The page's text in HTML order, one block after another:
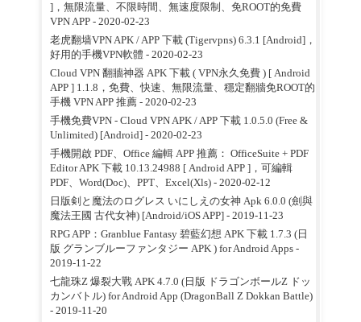
]，無限流量、不限時間、無速度限制、免ROOT的免費
VPN APP- 2020-02-23
老虎翻墙VPN APK / APP 下載 (Tigervpns) 6.3.1 [Android]，
好用的手機VPN軟體 - 2020-02-23
Cloud VPN 翻牆神器 APK 下載 ( VPN永久免費 ) [ Android
APP ] 1.1.8，免費、快速、無限流量、穩定翻牆免ROOT的
手機 VPN APP 推薦- 2020-02-23
手機免費VPN - Cloud VPN APK / APP 下載 1.0.5.0 (Free &
Unlimited) [Android]- 2020-02-23
手機開啟 PDF、Office 編輯 APP 推薦： OfficeSuite + PDF
Editor APK 下載 10.13.24988 [ Android APP ]，可編輯
PDF、Word(Doc)、PPT、Excel(Xls)- 2020-02-12
日版剣と魔法のログレス いにしえの女神 Apk 6.0.0 (劍與
魔法王國 古代女神) [Android/iOS APP]- 2019-11-23
RPG APP：Granblue Fantasy 碧藍幻想 APK 下載 1.7.3 (日
版 グランブルーファンタジー APK ) for Android Apps -
2019-11-22
七龍珠Z 爆裂大戰 APK 4.7.0 (日版 ドラゴンボールZ ドッ
カンバトル) for Android App (DragonBall Z Dokkan Battle)
- 2019-11-20